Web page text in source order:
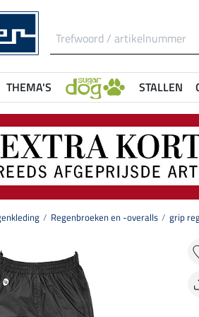
THEMA'S STALLEN
Regenbroeken en -overalls grip